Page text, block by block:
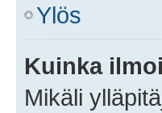
Ylös
Kuinka
Mikäli